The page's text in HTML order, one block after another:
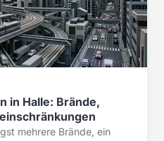
in Halle: Brände,
mehrere Brände, ein